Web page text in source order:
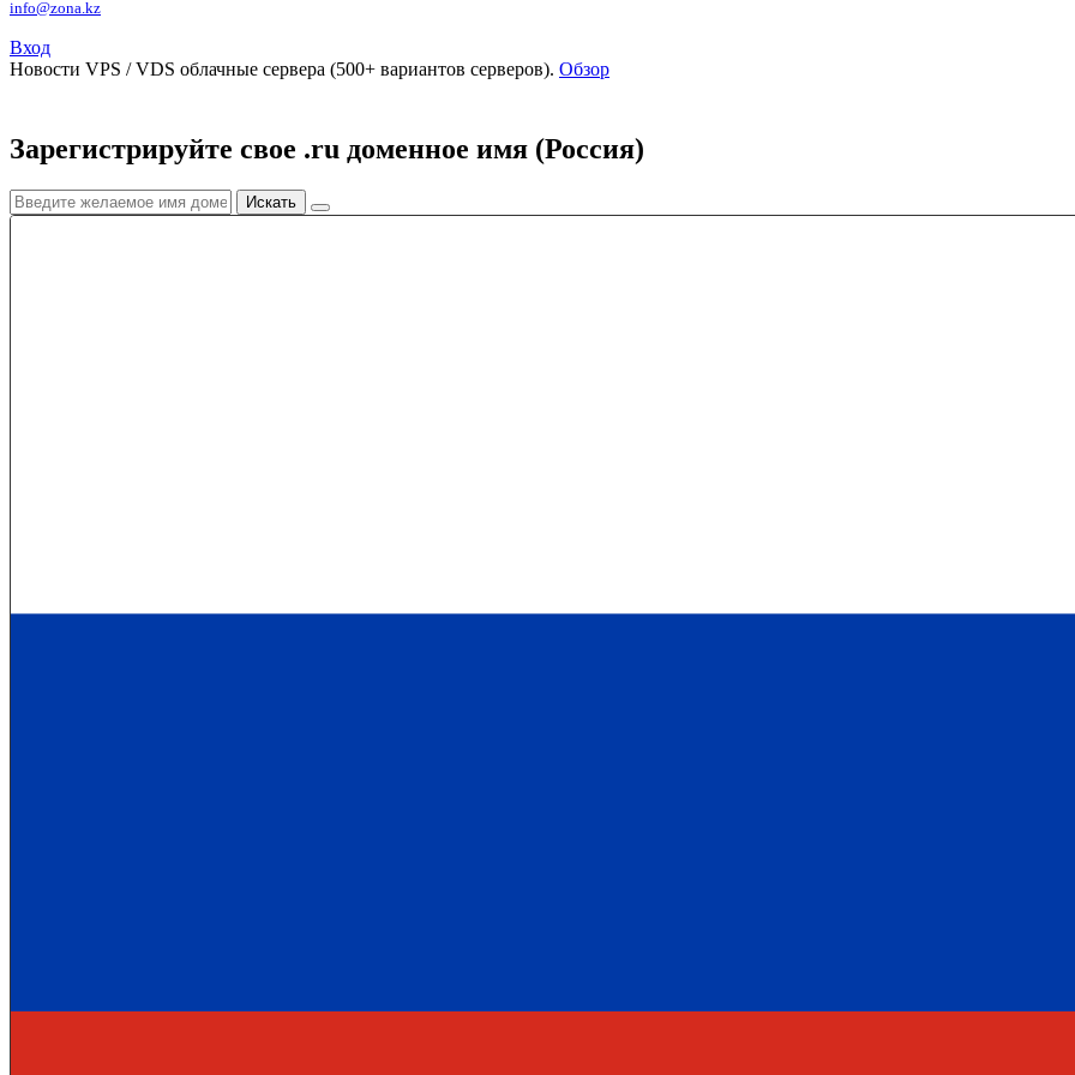
info@zona.kz
Вход
Новости VPS / VDS облачные сервера (500+ вариантов серверов). Обзор
Зарегистрируйте свое .ru доменное имя (Россия)